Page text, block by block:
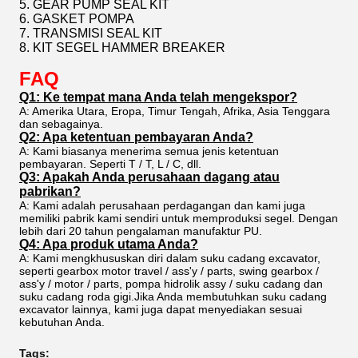
5. GEAR PUMP SEAL KIT
6. GASKET POMPA
7. TRANSMISI SEAL KIT
8. KIT SEGEL HAMMER BREAKER
FAQ
Q1: Ke tempat mana Anda telah mengekspor?
A: Amerika Utara, Eropa, Timur Tengah, Afrika, Asia Tenggara
dan sebagainya.
Q2: Apa ketentuan pembayaran Anda?
A: Kami biasanya menerima semua jenis ketentuan
pembayaran. Seperti T / T, L / C, dll.
Q3: Apakah Anda perusahaan dagang atau
pabrikan?
A: Kami adalah perusahaan perdagangan dan kami juga
memiliki pabrik kami sendiri untuk memproduksi segel. Dengan
lebih dari 20 tahun pengalaman manufaktur PU.
Q4: Apa produk utama Anda?
A: Kami mengkhususkan diri dalam suku cadang excavator,
seperti gearbox motor travel / ass'y / parts, swing gearbox /
ass'y / motor / parts, pompa hidrolik assy / suku cadang dan
suku cadang roda gigi.Jika Anda membutuhkan suku cadang
excavator lainnya, kami juga dapat menyediakan sesuai
kebutuhan Anda.
Tags: